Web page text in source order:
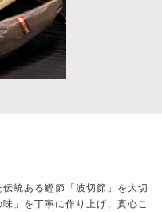
統ある鰹節「波切節」を大切
」を丁寧に作り上げ、真心こ